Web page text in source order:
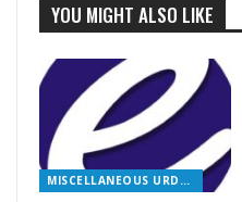
YOU MIGHT ALSO LIKE
MISCELLANEOUS URDU BOOKS